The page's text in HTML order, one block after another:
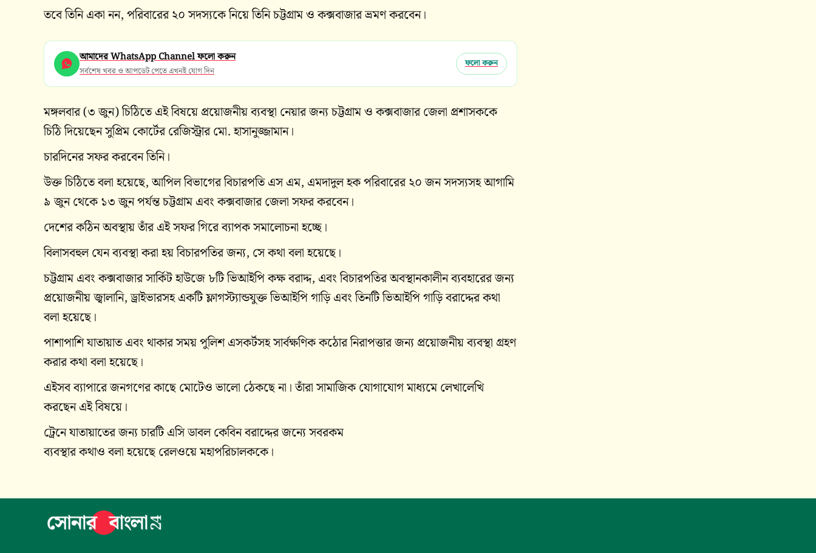
তবে তিনি একা নন, পরিবারের ২০ সদস্যকে নিয়ে তিনি চট্টগ্রাম ও কক্সবাজার ভ্রমণ করবেন।
আমাদের WhatsApp Channel ফলো করুন
সর্বশেষ খবর ও আপডেট পেতে এখনই যোগ দিন
ফলো করুন
মঙ্গলবার (৩ জুন) চিঠিতে এই বিষয়ে প্রয়োজনীয় ব্যবস্থা নেয়ার জন্য চট্টগ্রাম ও কক্সবাজার জেলা প্রশাসককে
চিঠি দিয়েছেন সুপ্রিম কোর্টের রেজিস্ট্রার মো. হাসানুজ্জামান।
চারদিনের সফর করবেন তিনি।
উক্ত চিঠিতে বলা হয়েছে, আপিল বিভাগের বিচারপতি এস এম, এমদাদুল হক পরিবারের ২০ জন সদস্যসহ আগামি
৯ জুন থেকে ১৩ জুন পর্যন্ত চট্টগ্রাম এবং কক্সবাজার জেলা সফর করবেন।
দেশের কঠিন অবস্থায় তাঁর এই সফর গিরে ব্যাপক সমালোচনা হচ্ছে।
বিলাসবহুল যেন ব্যবস্থা করা হয় বিচারপতির জন্য, সে কথা বলা হয়েছে।
চট্টগ্রাম এবং কক্সবাজার সার্কিট হাউজে ৮টি ভিআইপি কক্ষ বরাদ্দ, এবং বিচারপতির অবস্থানকালীন ব্যবহারের জন্য
প্রয়োজনীয় জ্বালানি, ড্রাইভারসহ একটি ফ্লাগস্ট্যান্ডযুক্ত ভিআইপি গাড়ি এবং তিনটি ভিআইপি গাড়ি বরাদ্দের কথা
বলা হয়েছে।
পাশাপাশি যাতায়াত এবং থাকার সময় পুলিশ এসকর্টসহ সার্বক্ষণিক কঠোর নিরাপত্তার জন্য প্রয়োজনীয় ব্যবস্থা গ্রহণ
করার কথা বলা হয়েছে।
এইসব ব্যাপারে জনগণের কাছে মোটেও ভালো ঠেকছে না। তাঁরা সামাজিক যোগাযোগ মাধ্যমে লেখালেখি
করছেন এই‌ বিষয়ে।
ট্রেনে যাতায়াতের জন্য চারটি এসি ডাবল কেবিন বরাদ্দের জন্যে সবরকম
ব্যবস্থার কথাও বলা হয়েছে রেলওয়ে মহাপরিচালককে।